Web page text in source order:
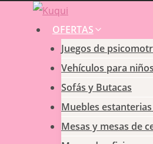
OFERTAS
Juegos de
Vehículos para niños
Sofás y Butacas
Muebles
Mesas y mesas de